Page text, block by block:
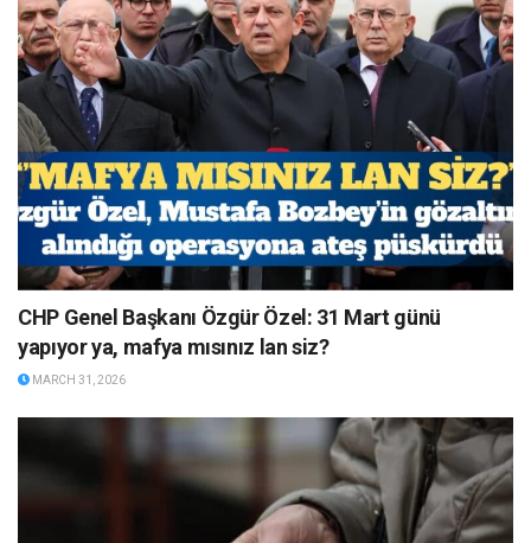
CHP Genel Başkanı Özgür Özel: 31 Mart günü
yapıyor ya, mafya mısınız lan siz?
MARCH 31, 2026